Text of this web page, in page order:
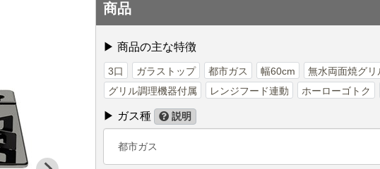
商品
▶ 商品の主な特徴
3口 ガラストップ 都市ガス 幅60cm
無水両面焼グリ
グリル調理機器付属
レンジフード連動 ホーローゴトク
▶ ガス種 説明
都市ガス